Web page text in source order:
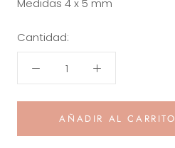
Medidas 4 x 5 mm
Cantidad:
AÑADIR AL CARRITO